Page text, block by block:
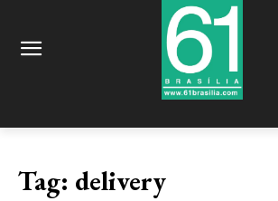
Tag: delivery